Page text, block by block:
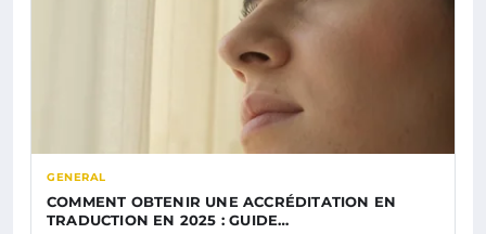
GENERAL
COMMENT OBTENIR UNE ACCRÉDITATION EN
TRADUCTION EN 2025 : GUIDE…